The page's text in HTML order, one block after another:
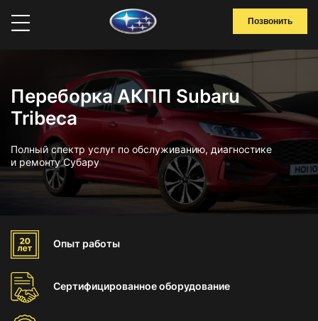
Позвонить
Переборка АКПП Subaru
Tribeca
Полный спектр услуг по обслуживанию, диагностике
и ремонту Субару
Опыт работы
Сертифицированноеоборудование